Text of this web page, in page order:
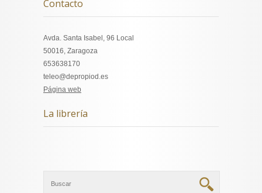
Contacto
Avda. Santa Isabel, 96 Local
50016, Zaragoza
653638170
teleo@depropiod.es
Página web
La librería